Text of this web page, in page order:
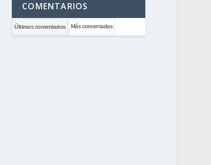
COMENTARIOS
Últimos comentarios Más comentadas